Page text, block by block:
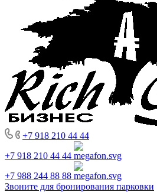
+7 918 210 44 44
+7 918 210 44 44
+7 988 244 88 88
Звоните для бронирования парковки